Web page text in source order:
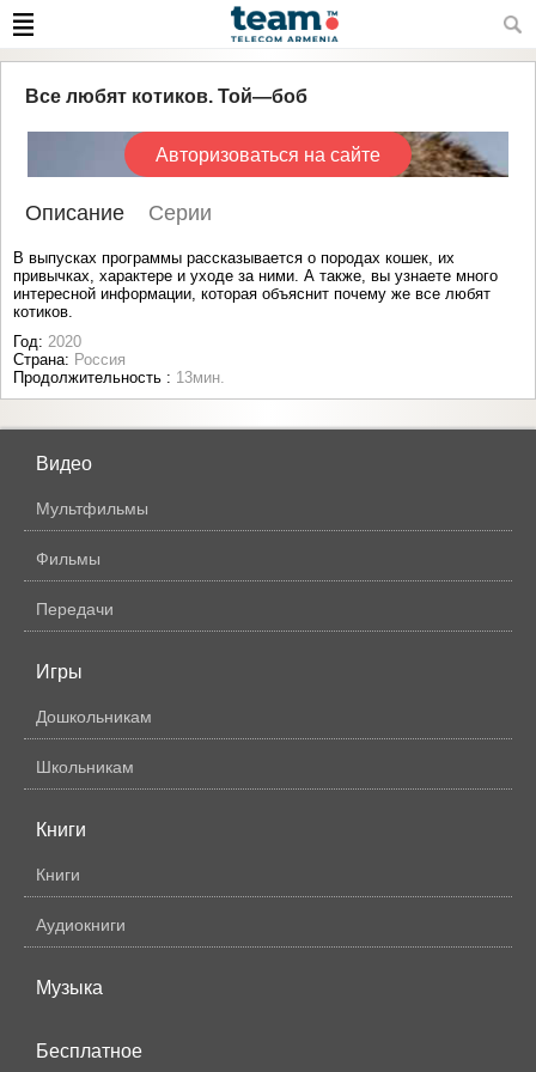
Все любят котиков. Той—боб
Авторизоваться на сайте
Описание Серии
В выпусках программы рассказывается о породах кошек, их
привычках, характере и уходе за ними. А также, вы узнаете много
интересной информации, которая объяснит почему же все любят
котиков.
Год: 2020
Страна: Россия
Продолжительность : 13мин.
Видео
Мультфильмы
Фильмы
Передачи
Игры
Дошкольникам
Школьникам
Книги
Книги
Аудиокниги
Музыка
Бесплатное